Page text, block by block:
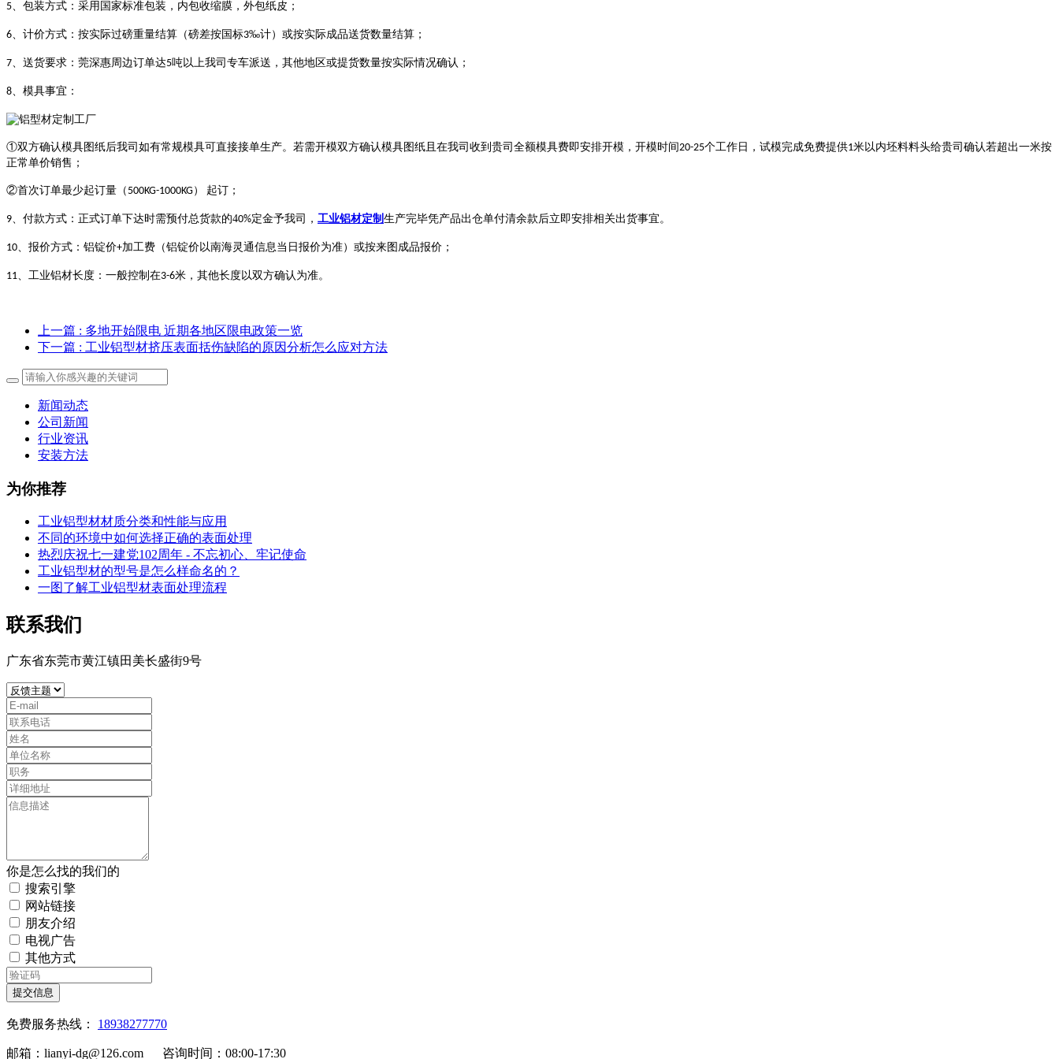
5 、包装方式：采用国家标准包装，内包收缩膜，外包纸皮；
6 、计价方式：按实际过磅重量结算（磅差按国标3‰计）或按实际成品送货数量结算；
7 、送货要求：莞深惠周边订单达5吨以上我司专车派送，其他地区或提货数量按实际情况确认；
8 、模具事宜：
①双方确认模具图纸后我司如有常规模具可直接接单生产。若需开模双方确认模具图纸且在我司收到贵司全额模具费即安排开模，开模时间20-25个工作日，试模完成免费提供1米以内坯料料头给贵司确认若超出一米按
正常单价销售；
②首次订单最少起订量（ 500KG-1000KG） 起订；
9 、付款方式：正式订单下达时需预付总货款的40%定金予我司， 工业铝材定制 生产完毕凭产品出仓单付清余款后立即安排相关出货事宜。
10 、报价方式：铝锭价+加工费（铝锭价以南海灵通信息当日报价为准）或按来图成品报价；
11 、工业铝材长度：一般控制在3-6米，其他长度以双方确认为准。
上一篇 : 多地开始限电 近期各地区限电政策一览
下一篇 : 工业铝型材挤压表面括伤缺陷的原因分析怎么应对方法
新闻动态
公司新闻
行业资讯
安装方法
为你推荐
工业铝型材材质分类和性能与应用
不同的环境中如何选择正确的表面处理
热烈庆祝七一建党102周年 - 不忘初心、牢记使命
工业铝型材的型号是怎么样命名的？
一图了解工业铝型材表面处理流程
联系我们
广东省东莞市黄江镇田美长盛街9号
你是怎么找的我们的
搜索引擎
网站链接
朋友介绍
电视广告
其他方式
提交信息
免费服务热线： 18938277770
邮箱：lianyi-dg@126.com 咨询时间：08:00-17:30